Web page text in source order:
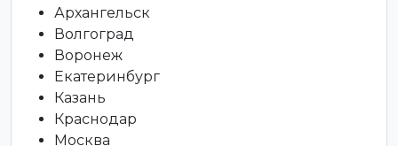
Архангельск
Волгоград
Воронеж
Екатеринбург
Казань
Краснодар
Москва